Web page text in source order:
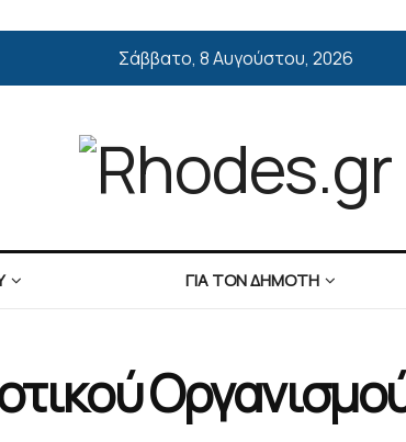
Σάββατο, 8 Αυγούστου, 2026
ΓΙΑ ΤΟΝ ΔΗΜΟΤΗ